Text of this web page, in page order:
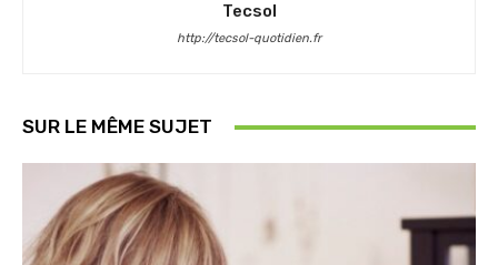
Tecsol
http://tecsol-quotidien.fr
SUR LE MÊME SUJET